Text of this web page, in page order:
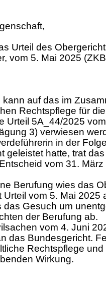
Urteil des
vom 5. Mai 2025
auf das im
Rechtspflege für
Urteil 5A_44/2025
3) verwiesen
in der
geleistet hatte, trat
vom 31.
Berufung wies das
Urteil vom 5. Mai 2025
das Gesuch um
der Berufung ab.
vom 4. Juni
das Bundesgericht.
Rechtspflege
Wirkung.